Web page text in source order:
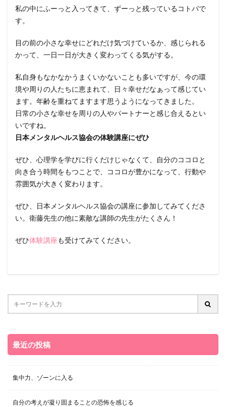
私の中にふーっと入ってきて、ずーっと残っているコトバで
す。
目の前の小さな幸せにどれだけ気づけているか、感じられる
かって、一日一日が大きく変わってくる気がする。
私自身もなかなかうまくいかないことも多いですが、今の環
境や周りの人たちに恵まれて、日々幸せだなぁって感じてい
ます。年齢を重ねてますます思うようになってきました。
日常の小さな幸せを周りの人やパートナーと感じ合えるとい
いですね。
日本メンタルヘルス協会の体験講座にぜひ
ぜひ、心理学を学びに行くだけじゃなくて、自分のココロと
向き合う時間をもつことで、ココロが豊かになって、行動や
雰囲気が大きく変わります。
ぜひ、日本メンタルヘルス協会の講座に参加してみてくださ
い。衛藤先生の他に素敵な講師の先生がたくさん！
ぜひ体験講座も受けてみてください。
最近の投稿
集中力、ゾーンに入る
自分の考えが凝り固まることの恐怖を感じる